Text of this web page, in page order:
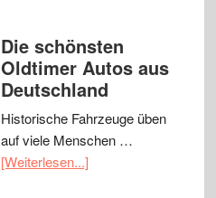
Die schönsten
Oldtimer Autos aus
Deutschland
Historische Fahrzeuge üben
auf viele Menschen …
[Weiterlesen...]